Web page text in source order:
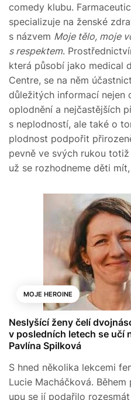
comedy klubu.
specializuje na ženské
s názvem Moje tělo, moje
s respektem.
která působí jako medical
Centre, se na něm
důležitých informací nejen
oplodnění a nejčastějších
s neplodností, ale také o
plodnost podpořit
pevně ve svých rukou
už se rozhodneme děti
MOJE HEROINE
Neslyšící ženy čelí
v posledních letech se učí
Pavlína Spilková
S hned několika lekcemi
Lucie Macháčková.
upu se jí podařilo